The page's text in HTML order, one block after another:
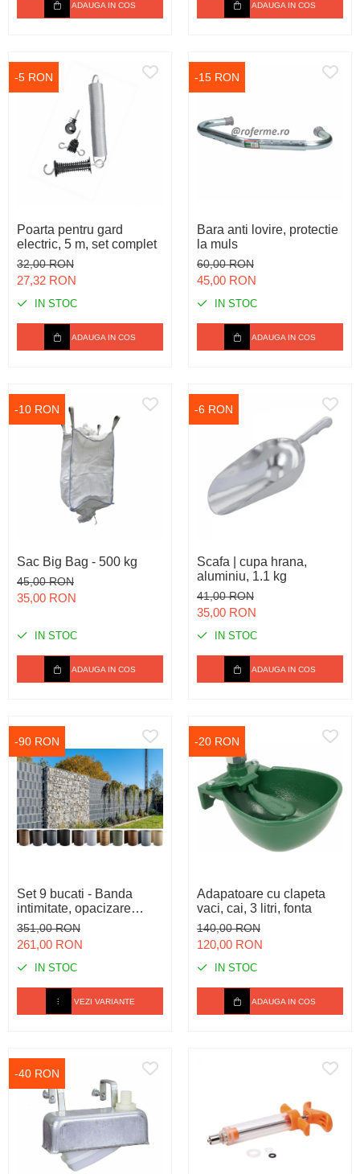
ADAUGA IN COS ADAUGA IN COS
-5 RON
Poarta pentru gard
electric, 5 m, set complet
32,00 RON
27,32 RON
IN STOC
ADAUGA IN COS
-15 RON
Bara anti lovire, protectie
la muls
60,00 RON
45,00 RON
IN STOC
ADAUGA IN COS
-10 RON
Sac Big Bag - 500 kg
45,00 RON
35,00 RON
IN STOC
ADAUGA IN COS
-6 RON
Scafa | cupa hrana,
aluminiu, 1.1 kg
41,00 RON
35,00 RON
IN STOC
ADAUGA IN COS
-90 RON
Set 9 bucati - Banda
intimitate, opacizare
pentru gard bordurat /
balcon, din polietilena
351,00 RON
261,00 RON
IN STOC
VEZI VARIANTE
-20 RON
Adapatoare cu clapeta
vaci, cai, 3 litri, fonta
140,00 RON
120,00 RON
IN STOC
ADAUGA IN COS
-40 RON